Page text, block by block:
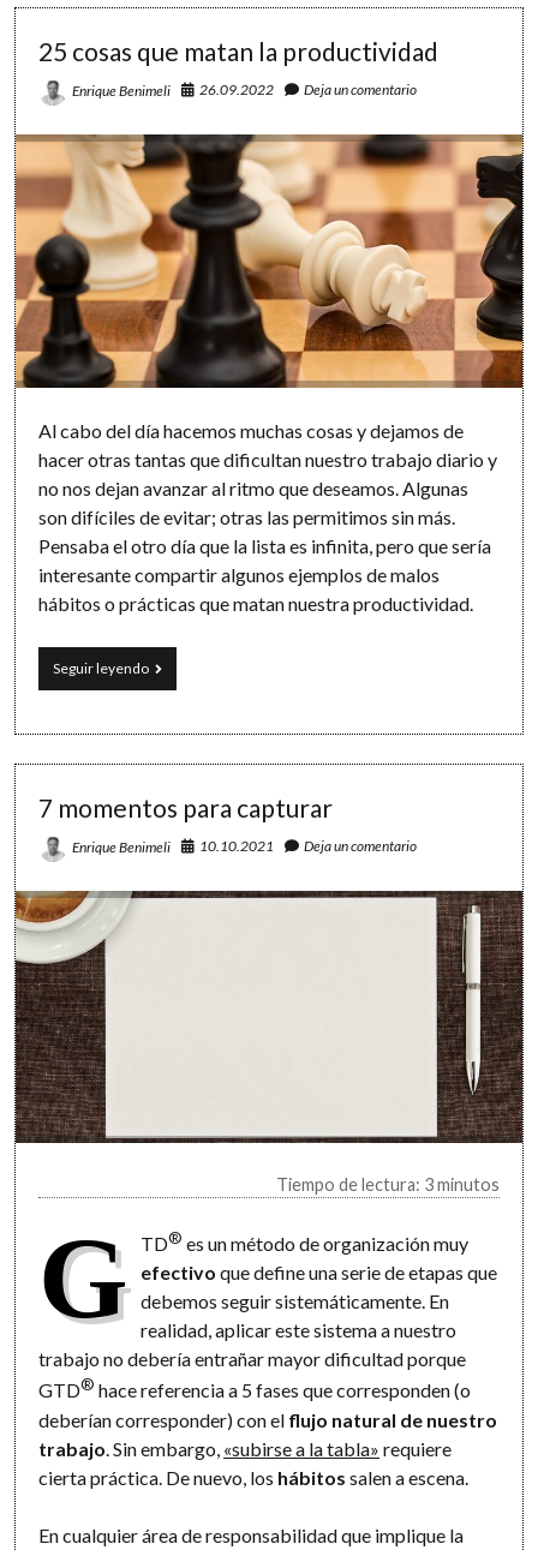
(y
no
hacen)
personas
superefectivas
25 cosas que matan la productividad
Enrique Benimeli 26.09.2022 Deja un comentario
Al cabo del día hacemos muchas cosas y dejamos de
hacer otras tantas que dificultan nuestro trabajo diario y
no nos dejan avanzar al ritmo que deseamos. Algunas
son difíciles de evitar; otras las permitimos sin más.
Pensaba el otro día que la lista es infinita, pero que sería
interesante compartir algunos ejemplos de malos
hábitos o prácticas que matan nuestra productividad.
Seguir leyendo25
cosas
matan
7 momentos para capturar
Enrique Benimeli 10.10.2021 Deja un comentario
Tiempo de lectura: 3 minutos
G TD® es un método de organización muy
efectivo que define una serie de etapas que
debemos seguir sistemáticamente. En
realidad, aplicar este sistema a nuestro
trabajo no debería entrañar mayor dificultad porque
GTD® hace referencia a 5 fases que corresponden (o
deberían corresponder) con el flujo natural de nuestro
trabajo . Sin embargo, «subirse a la tabla» requiere
cierta práctica. De nuevo, los hábitos salen a escena.
En cualquier área de responsabilidad que implique la